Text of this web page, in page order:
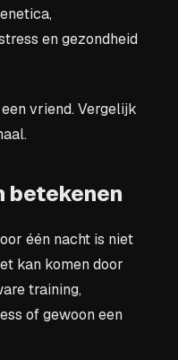
en gezondheid
vriend. Vergelijk
betekenen
één nacht is niet
kan komen door
training,
of gewoon een